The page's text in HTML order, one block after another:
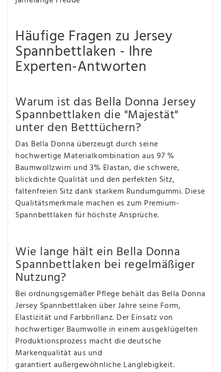
Häufige Fragen zu Jersey
Spannbettlaken - Ihre
Experten-Antworten
Warum ist das Bella Donna Jersey
Spannbettlaken die "Majestät"
unter den Betttüchern?
Das Bella Donna überzeugt durch seine
hochwertige Materialkombination aus 97 %
Baumwollzwirn und 3% Elastan, die schwere,
blickdichte Qualität und den perfekten Sitz,
faltenfreien Sitz dank starkem Rundumgummi. Diese
Qualitätsmerkmale machen es zum Premium-
Spannbettlaken für höchste Ansprüche.
Wie lange hält ein Bella Donna
Spannbettlaken bei regelmäßiger
Nutzung?
Bei ordnungsgemäßer Pflege behält das Bella Donna
Jersey Spannbettlaken über Jahre seine Form,
Elastizität und Farbbrillanz. Der Einsatz von
hochwertiger Baumwolle in einem ausgeklügelten
Produktionsprozess macht die deutsche
Markenqualität aus und
garantiert außergewöhnliche Langlebigkeit.